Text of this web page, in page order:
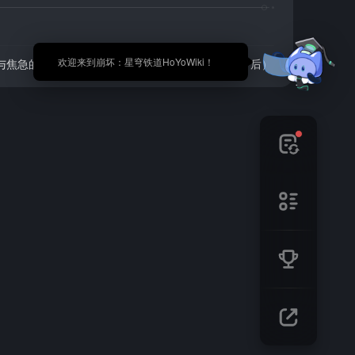
🎉 欢迎来到崩坏：星穹铁道HoYoWiki！
焦急的女人对话（需在丹鼎司与玉络对话触发任务后）